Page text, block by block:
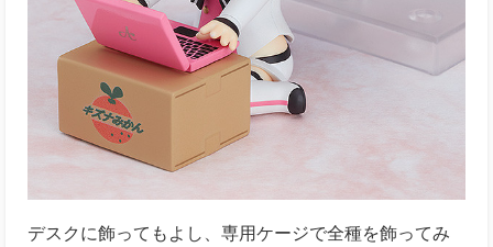
デスクに飾ってもよし、専用ケージで全種を飾ってみ